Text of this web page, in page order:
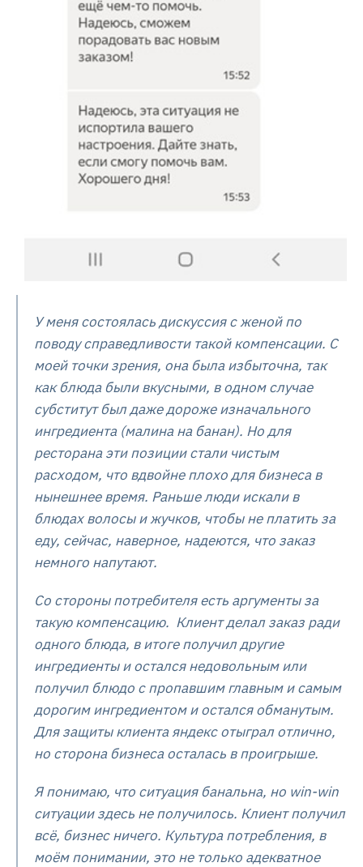
У меня состоялась дискуссия с женой по
поводу справедливости такой компенсации. С
моей точки зрения, она была избыточна, так
как блюда были вкусными, в одном случае
субститут был даже дороже изначального
ингредиента (малина на банан). Но для
ресторана эти позиции стали чистым
расходом, что вдвойне плохо для бизнеса в
нынешнее время. Раньше люди искали в
блюдах волосы и жучков, чтобы не платить за
еду, сейчас, наверное, надеются, что заказ
немного напутают.
Со стороны потребителя есть аргументы за
такую компенсацию. Клиент делал заказ ради
одного блюда, в итоге получил другие
ингредиенты и остался недовольным или
получил блюдо с пропавшим главным и самым
дорогим ингредиентом и остался обманутым.
Для защиты клиента яндекс отыграл отлично,
но сторона бизнеса осталась в проигрыше.
Я понимаю, что ситуация банальна, но win-win
ситуации здесь не получилось. Клиент получил
всё, бизнес ничего. Культура потребления, в
моём понимании, это не только адекватное